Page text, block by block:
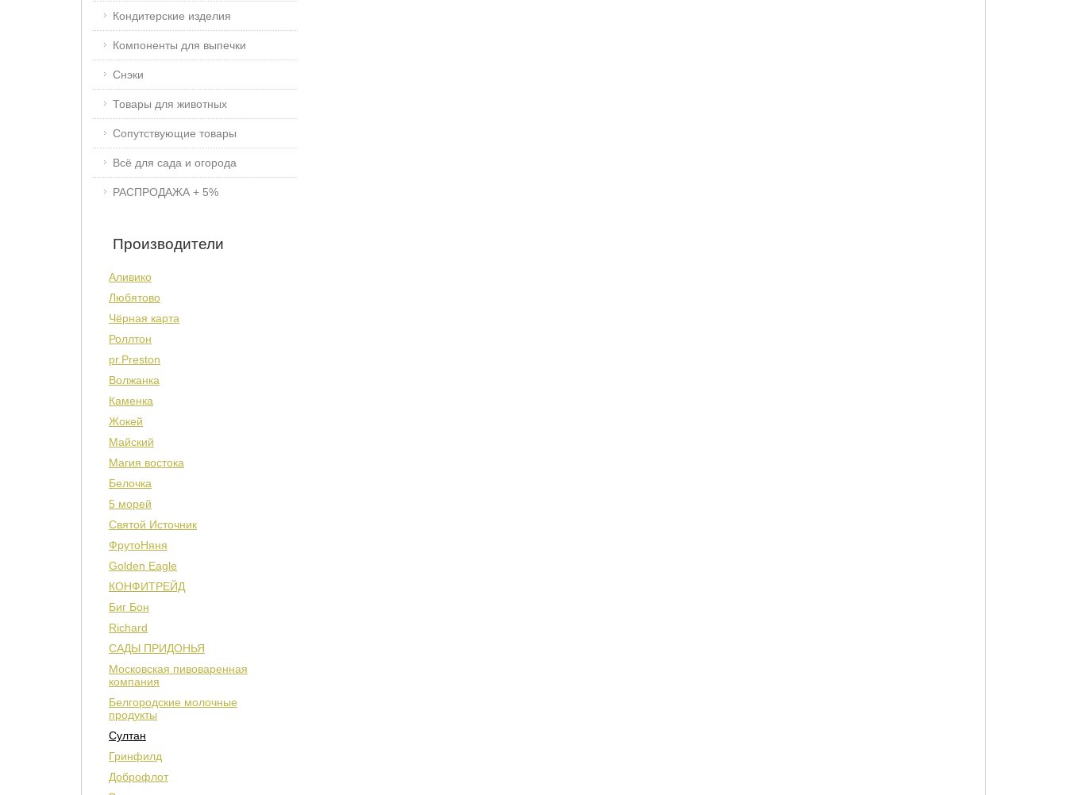
Кондитерские изделия
Компоненты для выпечки
Снэки
Товары для животных
Сопутствующие товары
Всё для сада и огорода
РАСПРОДАЖА + 5%
Производители
Аливико
Любятово
Чёрная карта
Роллтон
pr.Preston
Волжанка
Каменка
Жокей
Майский
Магия востока
Белочка
5 морей
Святой Источник
ФрутоНяня
Golden Eagle
КОНФИТРЕЙД
Биг Бон
Richard
САДЫ ПРИДОНЬЯ
Московская пивоваренная
компания
Белгородские молочные
продукты
Султан
Гринфилд
Доброфлот